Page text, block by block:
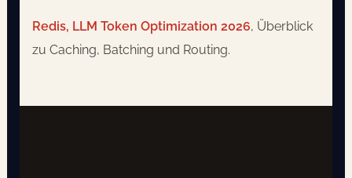
Redis, LLM Token Optimization 2026, Überblick
zu Caching, Batching und Routing.